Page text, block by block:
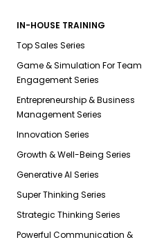
IN-HOUSE TRAINING
Top Sales Series
Game & Simulation For Team
Engagement Series
Entrepreneurship & Business
Management Series
Innovation Series
Growth & Well-Being Series
Generative AI Series
Super Thinking Series
Strategic Thinking Series
Powerful Communication &